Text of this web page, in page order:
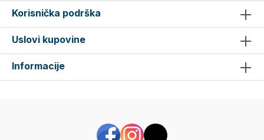
Korisnička podrška
Uslovi kupovine
Informacije